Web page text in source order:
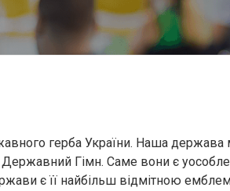
герба України. Наша держава
Гімн. Саме вони є
є її найбільш відмітною